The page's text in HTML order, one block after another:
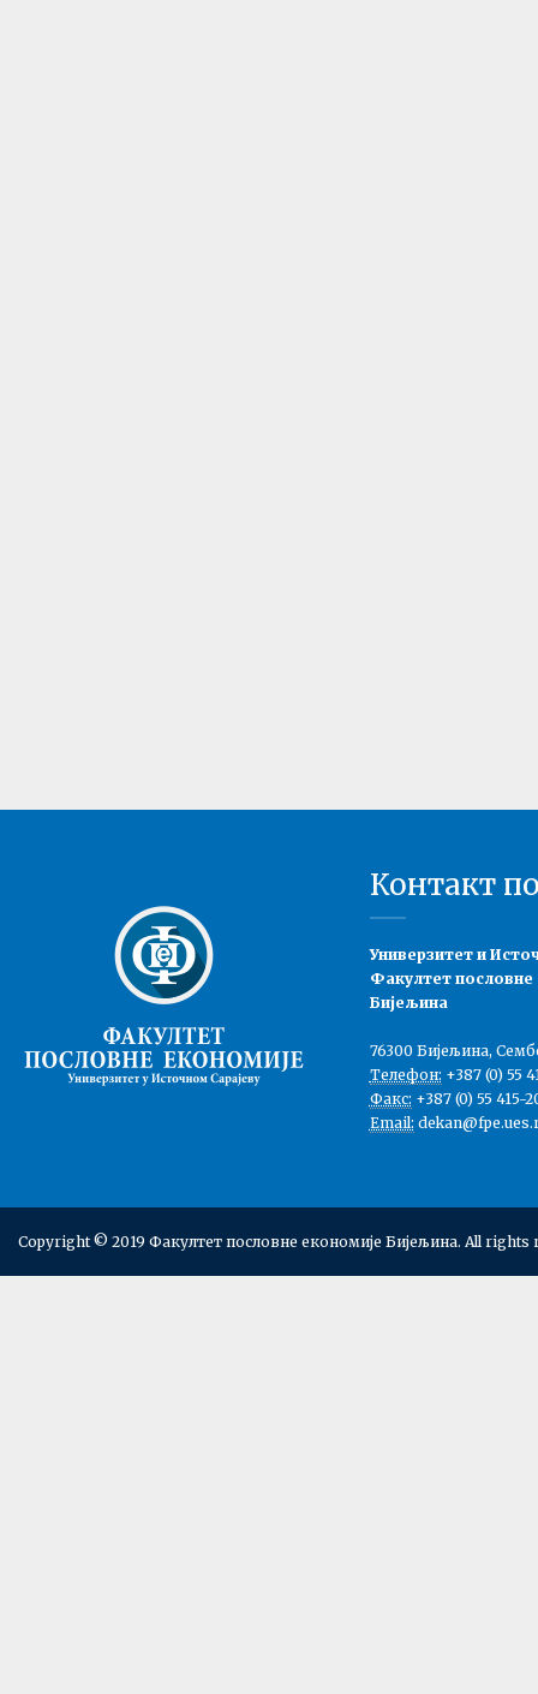
Контакт
Универзитет и
Факултет пословне
Бијељина
76300 Бијељина,
Телефон: +387 (0) 55
Факс: +387 (0) 55 415-
Email:
Copyright © 2019 Факултет пословне економије Бијељина. All rights